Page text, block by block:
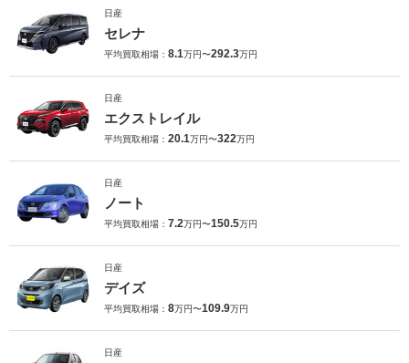
日産
セレナ
平均買取相場： 8.1万円〜292.3万円
日産
エクストレイル
平均買取相場： 20.1万円〜322万円
日産
ノート
平均買取相場： 7.2万円〜150.5万円
日産
デイズ
平均買取相場： 8万円〜109.9万円
日産